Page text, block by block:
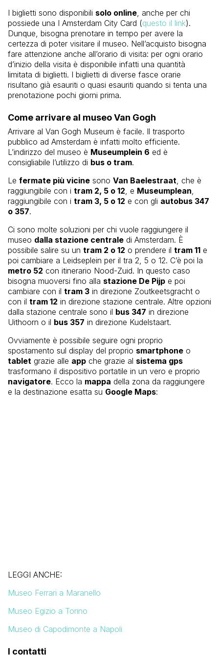
I biglietti sono disponibili solo online , anche per chi
possiede una I Amsterdam City Card (questo il link).
Dunque, bisogna prenotare in tempo per avere la
certezza di poter visitare il museo. Nell’acquisto bisogna
fare attenzione anche all’orario di visita: per ogni orario
d’inizio della visita è disponibile infatti una quantità
limitata di biglietti. I biglietti di diverse fasce orarie
risultano già esauriti o quasi esauriti quando si tenta una
prenotazione pochi giorni prima.
Come arrivare al museo Van Gogh
Arrivare al Van Gogh Museum è facile. Il trasporto
pubblico ad Amsterdam è infatti molto efficiente.
L’indirizzo del museo è Museumplein 6 ed è
consigliabile l’utilizzo di bus o tram.
Le fermate più vicine sono Van Baelestraat , che è
raggiungibile con i tram 2, 5 o 12 , e Museumplean
raggiungibile con i tram 3, 5 o 12 e con gli autobus 347
o 357.
Ci sono molte soluzioni per chi vuole raggiungere il
museo dalla stazione centrale di Amsterdam. È
possibile salire su un tram 2 o 12 o prendere il tram 11 e
poi cambiare a Leidseplein per il tra 2, 5 o 12. C’è poi la
metro 52 con itinerario Nood-Zuid. In questo caso
bisogna muoversi fino alla stazione De Pijp e poi
cambiare con il tram 3 in direzione Zoutkeetsgracht o
con il tram 12 in direzione stazione centrale. Altre opzioni
dalla stazione centrale sono il bus 347 in direzione
Uithoorn o il bus 357 in direzione Kudelstaart.
Ovviamente è possibile seguire ogni proprio
spostamento sul display del proprio smartphone o
tablet grazie alle app che grazie al sistema gps
trasformano il dispositivo portatile in un vero e proprio
navigatore. Ecco la mappa della zona da raggiungere
e la destinazione esatta su Google Maps:
LEGGI ANCHE:
Museo Ferrari a Maranello
Museo Egizio a Torino
Museo di Capodimonte a Napoli
I contatti